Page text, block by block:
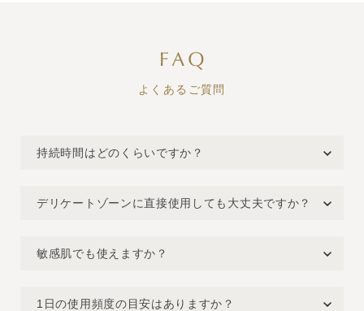
よくあるご質問
持続時間はどのくらいですか？
デリケートゾーンに直接使用しても大丈夫ですか？
敏感肌でも使えますか？
1日の使用頻度の目安はありますか？